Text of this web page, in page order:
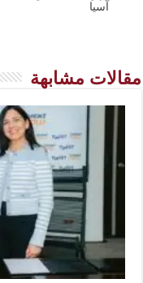
آسيا
مقالات مشابهة